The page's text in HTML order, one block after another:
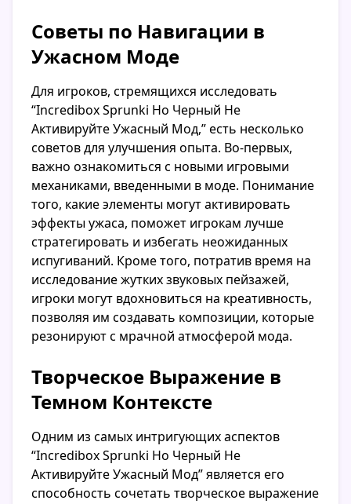
Советы по Навигации в
Ужасном Моде
Для игроков, стремящихся исследовать
“Incredibox Sprunki Но Черный Не
Активируйте Ужасный Мод,” есть несколько
советов для улучшения опыта. Во-первых,
важно ознакомиться с новыми игровыми
механиками, введенными в моде. Понимание
того, какие элементы могут активировать
эффекты ужаса, поможет игрокам лучше
стратегировать и избегать неожиданных
испугиваний. Кроме того, потратив время на
исследование жутких звуковых пейзажей,
игроки могут вдохновиться на креативность,
позволяя им создавать композиции, которые
резонируют с мрачной атмосферой мода.
Творческое Выражение в
Темном Контексте
Одним из самых интригующих аспектов
“Incredibox Sprunki Но Черный Не
Активируйте Ужасный Мод” является его
способность сочетать творческое выражение